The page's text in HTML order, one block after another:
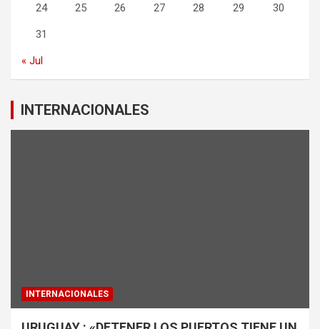
24 25 26 27 28 29 30
31
« Jul
INTERNACIONALES
INTERNACIONALES